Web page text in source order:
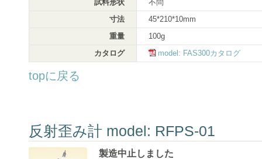
試料形状
不問
寸法
45*210*10mm
重量
100g
カタログ
model: FAS300カタログ
topに戻る
反射歪み計 model: RFPS-01
製造中止しました